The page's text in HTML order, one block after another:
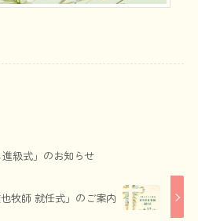
級式」のお知らせ
牧師 就任式」のご案内